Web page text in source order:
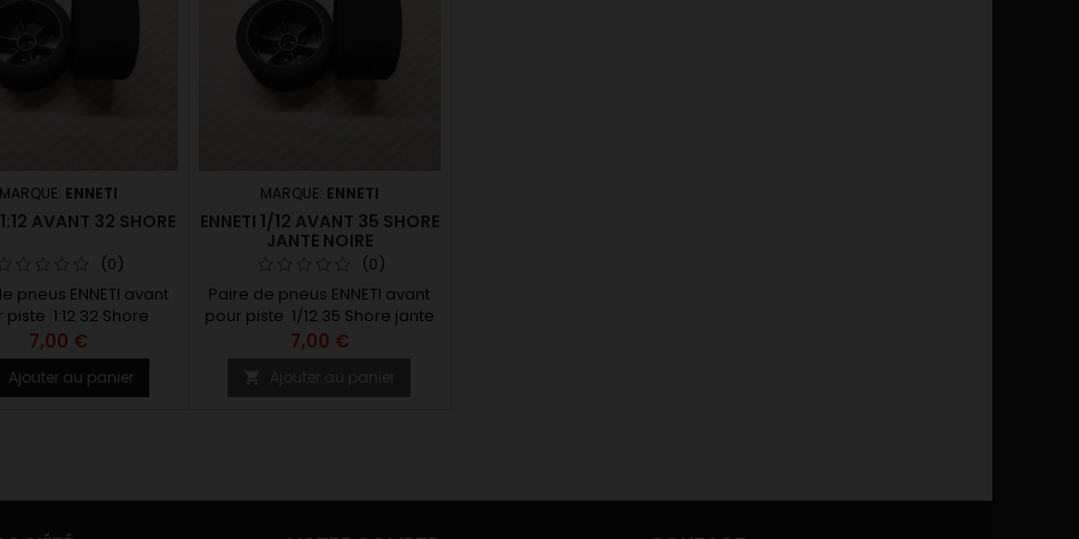
MARQUE: ENNETI
AVANT 32 SHORE
(0)
pneus ENNETI avant
piste 1:12 32 Shore
7,00 €
Ajouter au panier
MARQUE: ENNETI
ENNETI 1/12 AVANT 35 SHORE
JANTE NOIRE
(0)
Paire de pneus ENNETI avant
pour piste 1/12 35 Shore jante
noire
7,00 €